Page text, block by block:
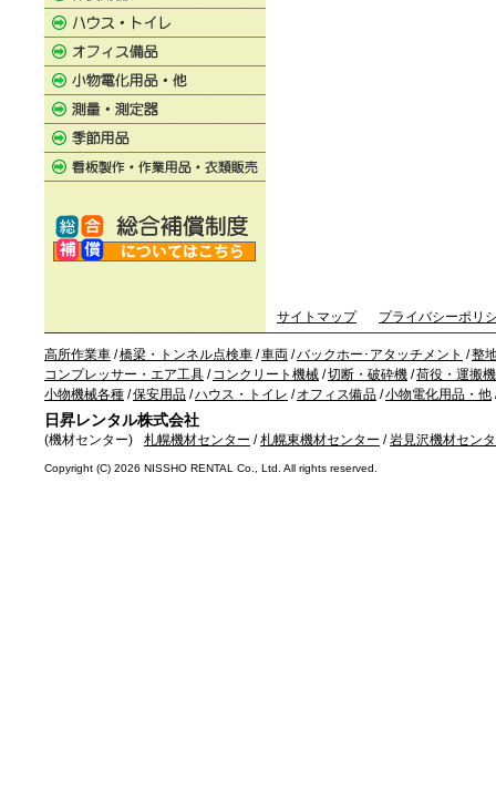
サイトマップ プライバシーポリ
高所作業車 /橋梁・トンネル点検車 /車両 /バックホー･アタッチメント /整
コンプレッサー・エア工具 / コンクリート機械 /切断・破砕機 /荷役・運搬
小物機械各種 /保安用品 /ハウス・トイレ / オフィス備品 /小物電化用品・他
日昇レンタル株式会社
(機材センター) 札幌機材センター /札幌東機材センター /岩見沢機材セン
Copyright (C) 2026 NISSHO RENTAL Co., Ltd. All rights reserved.